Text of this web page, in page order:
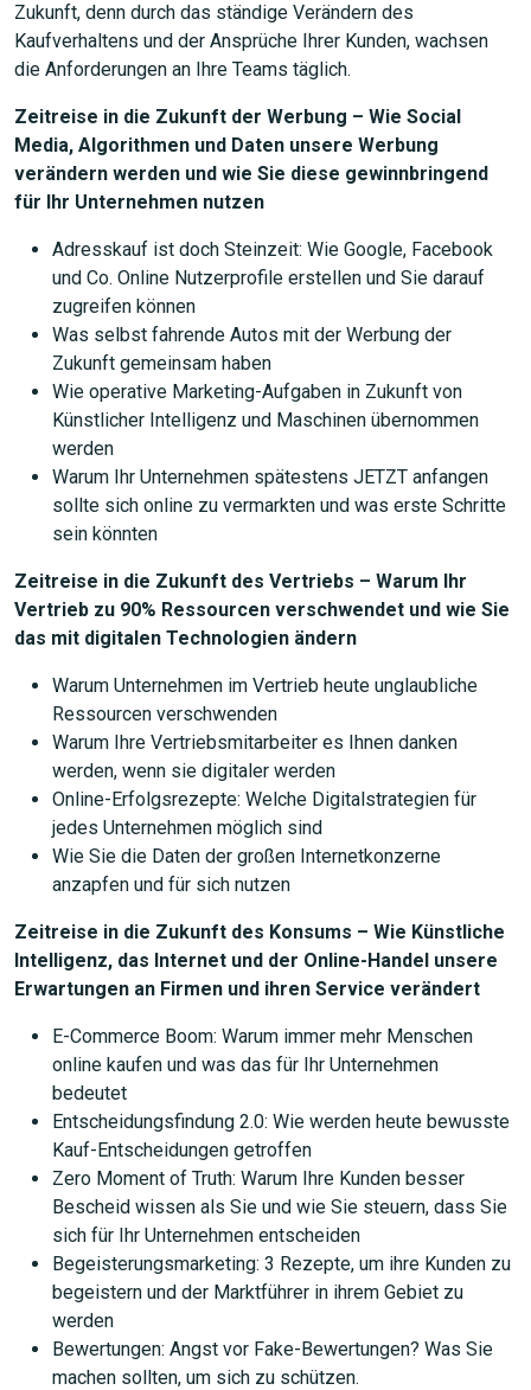
Zukunft, denn durch das ständige Verändern des
Kaufverhaltens und der Ansprüche Ihrer Kunden, wachsen
die Anforderungen an Ihre Teams täglich.
Zeitreise in die Zukunft der Werbung – Wie Social
Media, Algorithmen und Daten unsere Werbung
verändern werden und wie Sie diese gewinnbringend
für Ihr Unternehmen nutzen
Adresskauf ist doch Steinzeit: Wie Google, Facebook
und Co. Online Nutzerprofile erstellen und Sie darauf
zugreifen können
Was selbst fahrende Autos mit der Werbung der
Zukunft gemeinsam haben
Wie operative Marketing-Aufgaben in Zukunft von
Künstlicher Intelligenz und Maschinen übernommen
werden
Warum Ihr Unternehmen spätestens JETZT anfangen
sollte sich online zu vermarkten und was erste Schritte
sein könnten
Zeitreise in die Zukunft des Vertriebs – Warum Ihr
Vertrieb zu 90% Ressourcen verschwendet und wie Sie
das mit digitalen Technologien ändern
Warum Unternehmen im Vertrieb heute unglaubliche
Ressourcen verschwenden
Warum Ihre Vertriebsmitarbeiter es Ihnen danken
werden, wenn sie digitaler werden
Online-Erfolgsrezepte: Welche Digitalstrategien für
jedes Unternehmen möglich sind
Wie Sie die Daten der großen Internetkonzerne
anzapfen und für sich nutzen
Zeitreise in die Zukunft des Konsums – Wie Künstliche
Intelligenz, das Internet und der Online-Handel unsere
Erwartungen an Firmen und ihren Service verändert
E-Commerce Boom: Warum immer mehr Menschen
online kaufen und was das für Ihr Unternehmen
bedeutet
Entscheidungsfindung 2.0: Wie werden heute bewusste
Kauf-Entscheidungen getroffen
Zero Moment of Truth: Warum Ihre Kunden besser
Bescheid wissen als Sie und wie Sie steuern, dass Sie
sich für Ihr Unternehmen entscheiden
Begeisterungsmarketing: 3 Rezepte, um ihre Kunden zu
begeistern und der Marktführer in ihrem Gebiet zu
werden
Bewertungen: Angst vor Fake-Bewertungen? Was Sie
machen sollten, um sich zu schützen.
JETZT SUCHEN